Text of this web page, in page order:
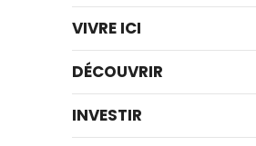
VIVRE ICI
DÉCOUVRIR
INVESTIR